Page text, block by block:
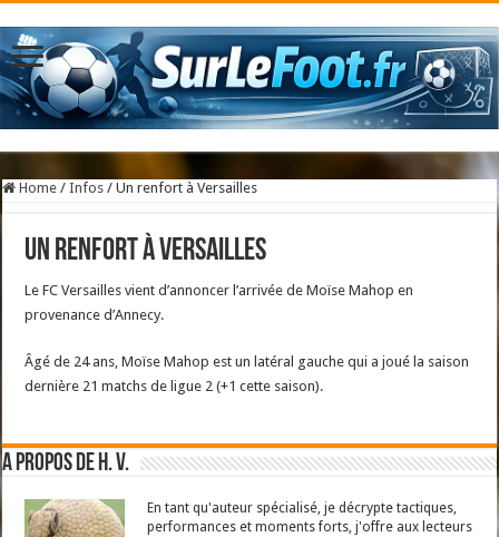
Home / Infos / Un renfort à Versailles
Un renfort à Versailles
Le FC Versailles vient d’annoncer l’arrivée de Moïse Mahop en
provenance d’Annecy.
Âgé de 24 ans, Moïse Mahop est un latéral gauche qui a joué la saison
dernière 21 matchs de ligue 2 (+1 cette saison).
A propos de H. V.
En tant qu'auteur spécialisé, je décrypte tactiques,
performances et moments forts, j'offre aux lecteurs